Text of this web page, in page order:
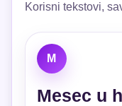
Korisni tekstovi,
M
Mesec u